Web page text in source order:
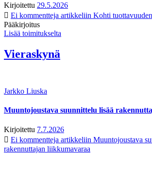
Kirjoitettu 29.5.2026
Ei kommentteja artikkeliin Kohti
Pääkirjoitus
Lisää toimitukselta
Vieraskynä
Jarkko Liuska
Muuntojoustava suunnittelu lisää
Kirjoitettu 7.7.2026
Ei kommentteja artikkeliin Muuntojoustava
rakennuttajan liikkumavaraa